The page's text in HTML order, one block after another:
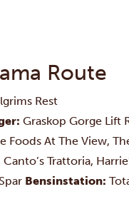
Route
Rest
Graskop Gorge Lift
Foods At The View,
Canto’s Trattoria,
Spar Bensinstation: